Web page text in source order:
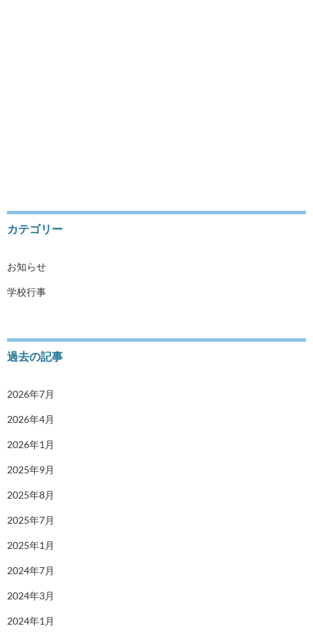
カテゴリー
お知らせ
学校行事
過去の記事
2026年7月
2026年4月
2026年1月
2025年9月
2025年8月
2025年7月
2025年1月
2024年7月
2024年3月
2024年1月